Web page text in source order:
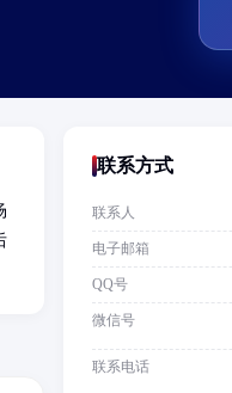
联系方式
联系人
电子邮箱
QQ号
微信号
联系电话